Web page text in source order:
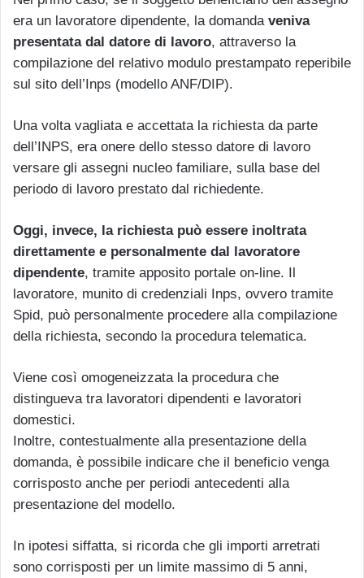
era un lavoratore dipendente, la domanda veniva
presentata dal datore di lavoro, attraverso la
compilazione del relativo modulo prestampato reperibile
sul sito dell’Inps (modello ANF/DIP).
Una volta vagliata e accettata la richiesta da parte
dell’INPS, era onere dello stesso datore di lavoro
versare gli assegni nucleo familiare, sulla base del
periodo di lavoro prestato dal richiedente.
Oggi, invece, la richiesta può essere inoltrata
direttamente e personalmente dal lavoratore
dipendente, tramite apposito portale on-line. Il
lavoratore, munito di credenziali Inps, ovvero tramite
Spid, può personalmente procedere alla compilazione
della richiesta, secondo la procedura telematica.
Viene così omogeneizzata la procedura che
distingueva tra lavoratori dipendenti e lavoratori
domestici.
Inoltre, contestualmente alla presentazione della
domanda, è possibile indicare che il beneficio venga
corrisposto anche per periodi antecedenti alla
presentazione del modello.
In ipotesi siffatta, si ricorda che gli importi arretrati
sono corrisposti per un limite massimo di 5 anni,